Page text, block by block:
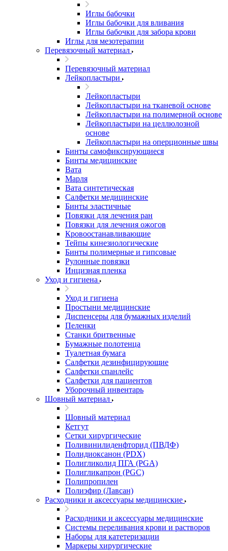
Иглы бабочки
Иглы бабочки для вливания
Иглы бабочки для забора крови
Иглы для мезотерапии
Перевязочный материал
Перевязочный материал
Лейкопластыри
Лейкопластыри
Лейкопластыри на тканевой основе
Лейкопластыри на полимерной основе
Лейкопластыри на целлюлозной
основе
Лейкопластыри на оперционные швы
Бинты самофиксирующиеся
Бинты медицинские
Вата
Марля
Вата синтетическая
Салфетки медицинские
Бинты эластичные
Повязки для лечения ран
Повязки для лечения ожогов
Кровоостанавливающие
Тейпы кинезиологические
Бинты полимерные и гипсовые
Рулонные повязки
Инцизная пленка
Уход и гигиена
Уход и гигиена
Простыни медицинские
Диспенсеры для бумажных изделий
Пеленки
Станки бритвенные
Бумажные полотенца
Туалетная бумага
Салфетки дезинфицирующие
Салфетки спанлейс
Салфетки для пациентов
Уборочный инвентарь
Шовный материал
Шовный материал
Кетгут
Сетки хирургические
Поливинилиденфторид (ПВДФ)
Полидиоксанон (PDX)
Полигликолид ПГА (PGA)
Полигликапрон (PGC)
Полипропилен
Полиэфир (Лавсан)
Расходники и аксессуары медицинские
Расходники и аксессуары медицинские
Системы переливания крови и растворов
Наборы для катетеризации
Маркеры хирургические